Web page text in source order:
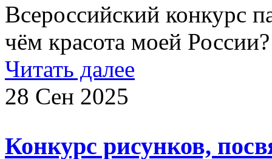
Всероссийский конкурс
чём красота моей
Читать далее
28 Сен 2025
Конкурс рисунков,